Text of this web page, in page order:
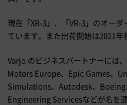
現在「XR-3」、「VR-3」のオー
ています。また出荷開始は2021年
Varjo のビジネスパートナーには
Motors Europe、Epic Games、
Simulations、Autodesk、
Engineering Servicesなどが名を連